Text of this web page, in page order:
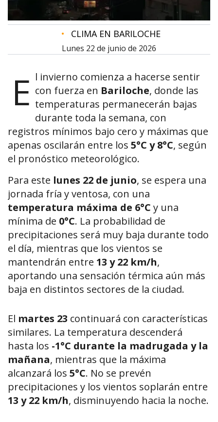
• CLIMA EN BARILOCHE
lunes 22 de junio de 2026
E l invierno comienza a hacerse sentir
con fuerza en Bariloche, donde las
temperaturas permanecerán bajas
durante toda la semana, con
registros mínimos bajo cero y máximas que
apenas oscilarán entre los 5°C y 8°C, según
el pronóstico meteorológico.
Para este lunes 22 de junio, se espera una
jornada fría y ventosa, con una
temperatura máxima de 6°C y una
mínima de 0°C. La probabilidad de
precipitaciones será muy baja durante todo
el día, mientras que los vientos se
mantendrán entre 13 y 22 km/h,
aportando una sensación térmica aún más
baja en distintos sectores de la ciudad.
El martes 23 continuará con características
similares. La temperatura descenderá
hasta los -1°C durante la madrugada y la
mañana, mientras que la máxima
alcanzará los 5°C. No se prevén
precipitaciones y los vientos soplarán entre
13 y 22 km/h, disminuyendo hacia la noche.